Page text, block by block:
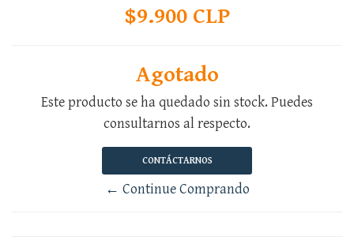
$9.900 CLP
Agotado
Este producto se ha quedado sin stock. Puedes
consultarnos al respecto.
CONTÁCTARNOS
← Continue Comprando